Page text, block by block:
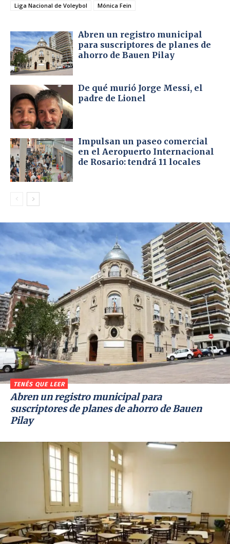
Liga Nacional de Voleybol
Mónica Fein
Abren un registro municipal
para suscriptores de planes de
ahorro de Bauen Pilay
De qué murió Jorge Messi, el
padre de Lionel
Impulsan un paseo comercial
en el Aeropuerto Internacional
de Rosario: tendrá 11 locales
TENÉS QUE LEER
Abren un registro municipal para
suscriptores de planes de ahorro de Bauen
Pilay